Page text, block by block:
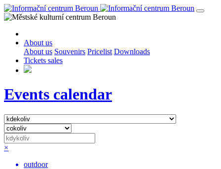
About us
About us Souvenirs Pricelist Downloads
Tickets sales
Events calendar
×
outdoor